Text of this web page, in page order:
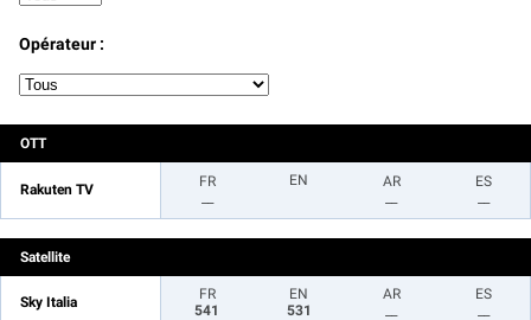
Opérateur :
OTT
Rakuten TV
FR
EN
AR
ES
Satellite
Sky Italia
FR
541
EN
531
AR
ES